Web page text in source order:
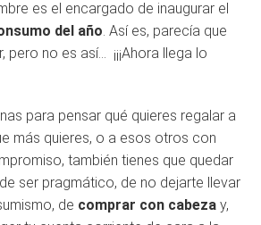
es el encargado de inaugurar el
del año. Así es, parecía que
no es así… ¡¡¡Ahora llega lo
para pensar qué quieres regalar a
más quieres, o a esos otros con
también tienes que quedar
ser pragmático, de no dejarte llevar
de comprar con cabeza y,